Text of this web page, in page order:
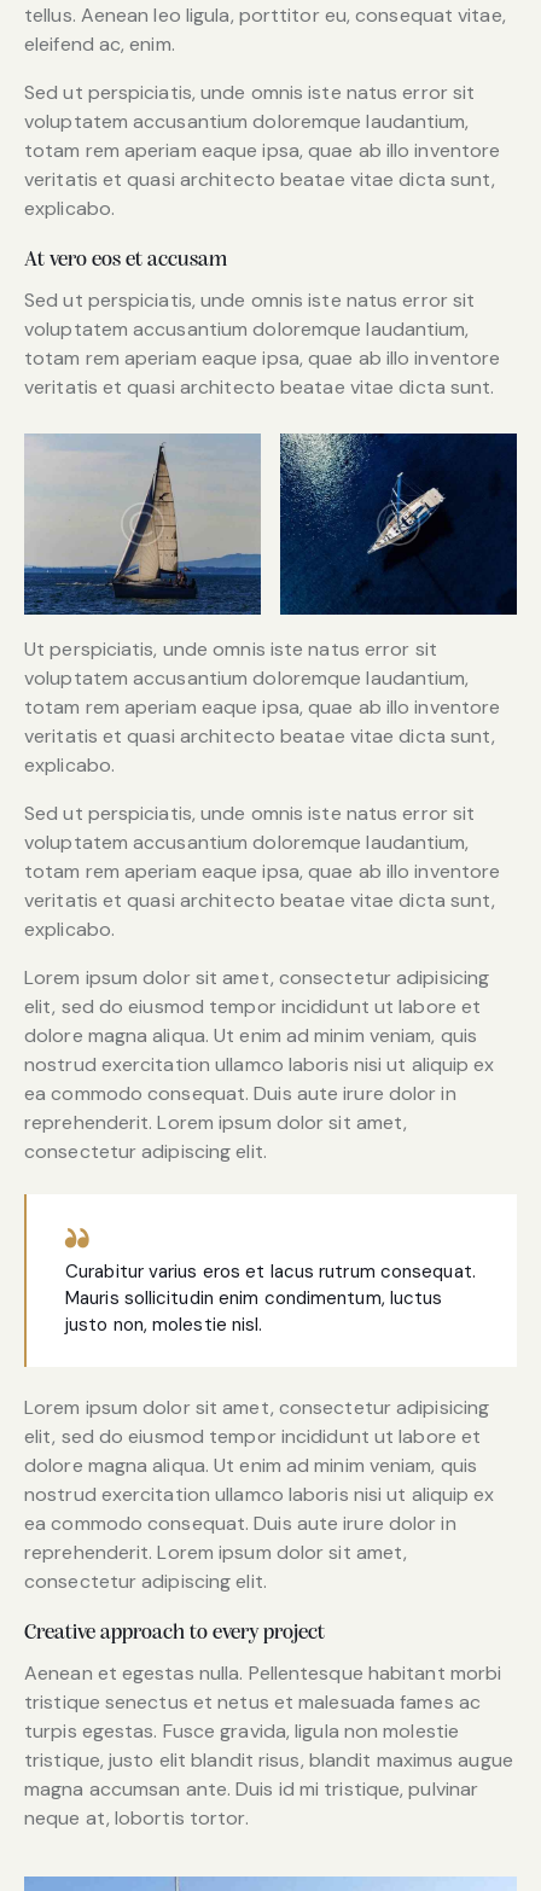
tellus. Aenean leo ligula, porttitor eu, consequat vitae,
eleifend ac, enim.
Sed ut perspiciatis, unde omnis iste natus error sit
voluptatem accusantium doloremque laudantium,
totam rem aperiam eaque ipsa, quae ab illo inventore
veritatis et quasi architecto beatae vitae dicta sunt,
explicabo.
At vero eos et accusam
Sed ut perspiciatis, unde omnis iste natus error sit
voluptatem accusantium doloremque laudantium,
totam rem aperiam eaque ipsa, quae ab illo inventore
veritatis et quasi architecto beatae vitae dicta sunt.
Ut perspiciatis, unde omnis iste natus error sit
voluptatem accusantium doloremque laudantium,
totam rem aperiam eaque ipsa, quae ab illo inventore
veritatis et quasi architecto beatae vitae dicta sunt,
explicabo.
Sed ut perspiciatis, unde omnis iste natus error sit
voluptatem accusantium doloremque laudantium,
totam rem aperiam eaque ipsa, quae ab illo inventore
veritatis et quasi architecto beatae vitae dicta sunt,
explicabo.
Lorem ipsum dolor sit amet, consectetur adipisicing
elit, sed do eiusmod tempor incididunt ut labore et
dolore magna aliqua. Ut enim ad minim veniam, quis
nostrud exercitation ullamco laboris nisi ut aliquip ex
ea commodo consequat. Duis aute irure dolor in
reprehenderit. Lorem ipsum dolor sit amet,
consectetur adipiscing elit.
Curabitur varius eros et lacus rutrum consequat.
Mauris sollicitudin enim condimentum, luctus
justo non, molestie nisl.
Lorem ipsum dolor sit amet, consectetur adipisicing
elit, sed do eiusmod tempor incididunt ut labore et
dolore magna aliqua. Ut enim ad minim veniam, quis
nostrud exercitation ullamco laboris nisi ut aliquip ex
ea commodo consequat. Duis aute irure dolor in
reprehenderit. Lorem ipsum dolor sit amet,
consectetur adipiscing elit.
Creative approach to every project
Aenean et egestas nulla. Pellentesque habitant morbi
tristique senectus et netus et malesuada fames ac
turpis egestas. Fusce gravida, ligula non molestie
tristique, justo elit blandit risus, blandit maximus augue
magna accumsan ante. Duis id mi tristique, pulvinar
neque at, lobortis tortor.